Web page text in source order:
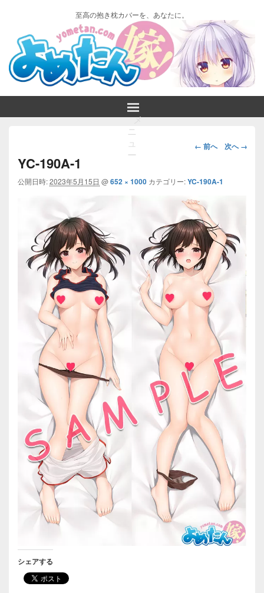
至高の抱き枕カバーを、あなたに。
メ
ニ
ュ
ー
画
ビ
ー
シ
ョ
ン
← 前へ 次へ →
YC-190A-1
公開日時:2023年5月15日 @652 × 1000 カテゴリー:YC-190A-1
シェアする